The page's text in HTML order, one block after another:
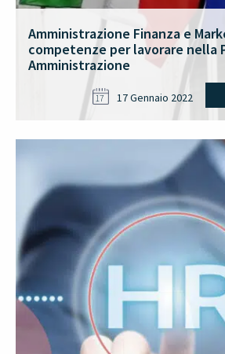
Amministrazione Finanza e
competenze per lavorare nella
Amministrazione
17 17 Gennaio 2022